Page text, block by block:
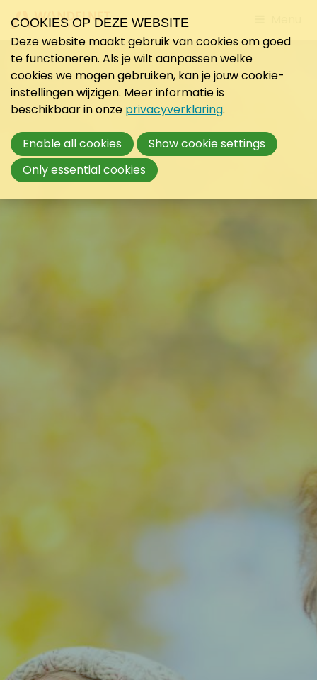
to
COOKIES OP DEZE WEBSITE
Deze website maakt gebruik van cookies om goed
te functioneren. Als je wilt aanpassen welke
cookies we mogen gebruiken, kan je jouw cookie-
instellingen wijzigen. Meer informatie is
beschikbaar in onze privacyverklaring.
Enable all cookies
Show cookie settings
Only essential cookies